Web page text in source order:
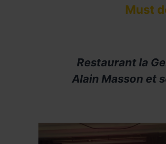
Must
Restaurant la
Alain Masson et